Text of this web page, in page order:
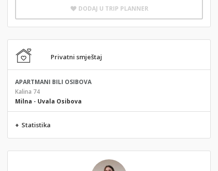
DODAJ U TRIP PLANNER
Privatni smještaj
APARTMANI BILI OSIBOVA
Kalina 74
Milna - Uvala Osibova
+ Statistika